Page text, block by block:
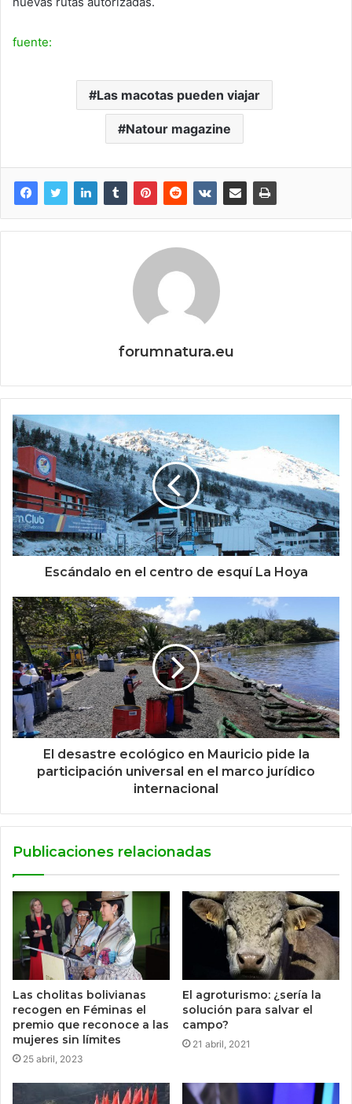
fuente:
Las macotas pueden viajar
Natour magazine
forumnatura.eu
Escándalo en el centro de esquí La Hoya
El desastre ecológico en Mauricio pide la
participación universal en el marco jurídico
internacional
Publicaciones relacionadas
Las cholitas bolivianas
recogen en Féminas el
premio que reconoce a las
mujeres sin límites
25 abril, 2023
El agroturismo: ¿sería la
solución para salvar el
campo?
21 abril, 2021